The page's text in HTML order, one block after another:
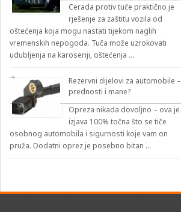
Cerada protiv tuče praktično je
rješenje za zaštitu vozila od
oštećenja koja mogu nastati tijekom naglih
vremenskih nepogoda. Tuča može uzrokovati
udubljenja na karoseriji, oštećenja …
Rezervni dijelovi za automobile –
prednosti i mane?
Opreza nikada dovoljno – ova je
izjava 100% točna što se tiče
osobnog automobila i sigurnosti koje vam on
pruža. Dodatni oprez je posebno bitan …